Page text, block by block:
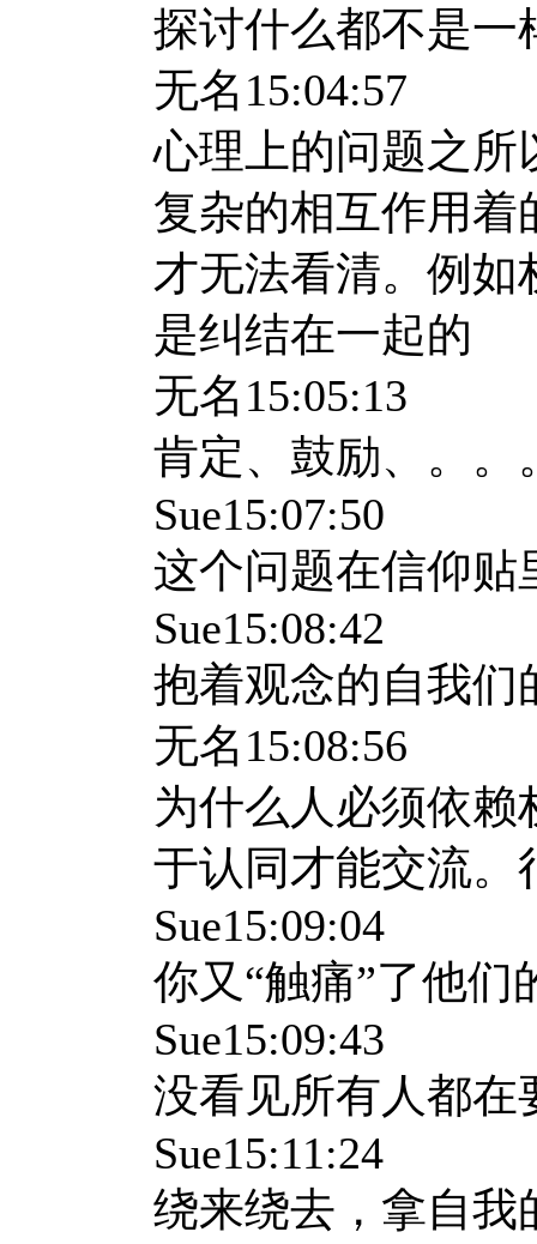
探讨什么都不是一
无名 15:04:57
心理上的问题之所
复杂的相互作用着
才无法看清。例
是纠结在一起的
无名 15:05:13
肯定、鼓励、。。
Sue15:07:50
这个问题在信仰贴
Sue15:08:42
抱着观念的自我们
无名 15:08:56
为什么人必须依
于认同才能交流。
Sue15:09:04
你又“触痛”了他们
Sue15:09:43
没看见所有人都在
Sue15:11:24
绕来绕去，拿自我